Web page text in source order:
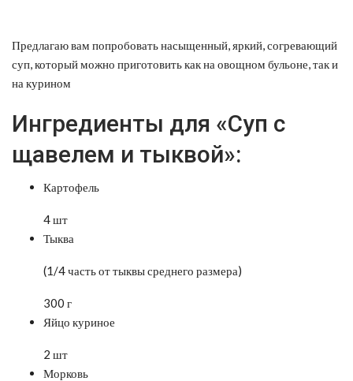
Предлагаю вам попробовать насыщенный, яркий, согревающий
суп, который можно приготовить как на овощном бульоне, так и
на курином
Ингредиенты для «Суп с
щавелем и тыквой»:
Картофель
4 шт
Тыква
(1/4 часть от тыквы среднего размера)
300 г
Яйцо куриное
2 шт
Морковь